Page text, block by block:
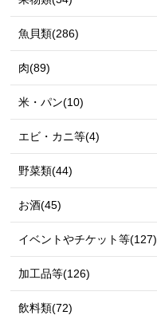
魚貝類(286)
肉(89)
米・パン(10)
エビ・カニ等(4)
野菜類(44)
お酒(45)
イベントやチケット等(127)
加工品等(126)
飲料類(72)